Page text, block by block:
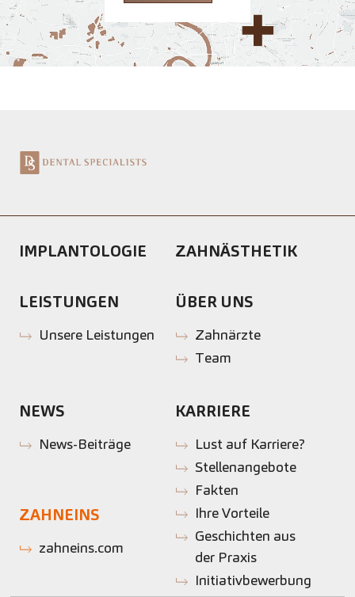
IMPLANTOLOGIE ZAHNÄSTHETIK
LEISTUNGEN
Unsere Leistungen
ÜBER UNS
Zahnärzte
Team
NEWS
News-Beiträge
KARRIERE
Lust auf Karriere?
Stellenangebote
Fakten
Ihre Vorteile
Geschichten aus
der Praxis
Initiativbewerbung
ZAHNEINS
zahneins.com